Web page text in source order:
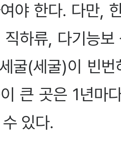
야 한다. 다만,
하류, 다기능
굴(세굴)이 빈
큰 곳은 1년마
있다.